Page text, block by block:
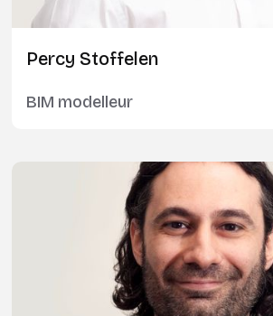
Percy Stoffelen
BIM modelleur